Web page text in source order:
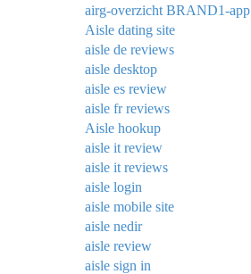
airg-overzicht BRAND1-app
Aisle dating site
aisle de reviews
aisle desktop
aisle es review
aisle fr reviews
Aisle hookup
aisle it review
aisle it reviews
aisle login
aisle mobile site
aisle nedir
aisle review
aisle sign in